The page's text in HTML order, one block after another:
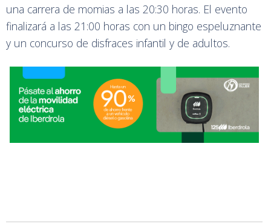
una carrera de momias a las 20:30 horas. El evento
finalizará a las 21:00 horas con un bingo espeluznante
y un concurso de disfraces infantil y de adultos.